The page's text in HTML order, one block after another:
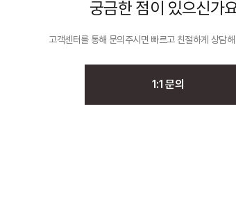
궁금한 점이 있으신가
고객센터를 통해 문의주시면 빠르고 친절하게 상담
1:1 문의